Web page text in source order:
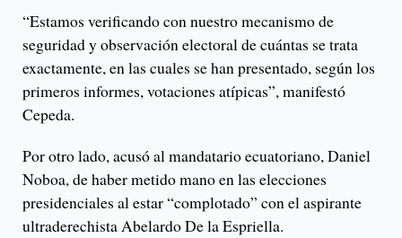
“Estamos verificando con nuestro mecanismo de
seguridad y observación electoral de cuántas se trata
exactamente, en las cuales se han presentado, según los
primeros informes, votaciones atípicas”, manifestó
Cepeda.
Por otro lado, acusó al mandatario ecuatoriano, Daniel
Noboa, de haber metido mano en las elecciones
presidenciales al estar “complotado” con el aspirante
ultraderechista Abelardo De la Espriella.